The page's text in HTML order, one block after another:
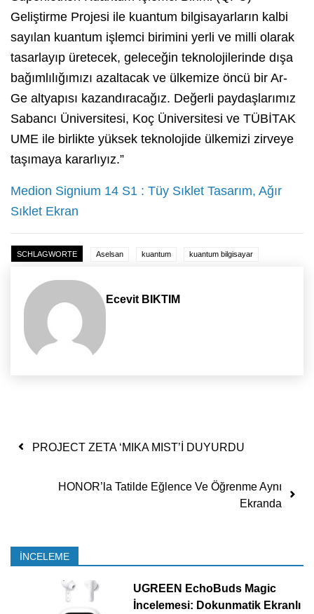
Geliştirme Projesi ile kuantum bilgisayarların kalbi
sayılan kuantum işlemci birimini yerli ve milli olarak
tasarlayıp üretecek, geleceğin teknolojilerinde dışa
bağımlılığımızı azaltacak ve ülkemize öncü bir Ar-
Ge altyapısı kazandıracağız. Değerli paydaşlarımız
Sabancı Üniversitesi, Koç Üniversitesi ve TÜBİTAK
UME ile birlikte yüksek teknolojide ülkemizi zirveye
taşımaya kararlıyız.”
Medion Signium 14 S1 : Tüy Sıklet Tasarım, Ağır
Sıklet Ekran
SCHLAGWORTE Aselsan kuantum kuantum bilgisayar
Ecevit BIKTIM
Yazı dolaşımı
PROJECT ZETA ‘MIKA MIST’İ DUYURDU
HONOR’la Tatilde Eğlence Ve Öğrenme Aynı
Ekranda
İNCELEME
UGREEN EchoBuds Magic
İncelemesi: Dokunmatik Ekranlı